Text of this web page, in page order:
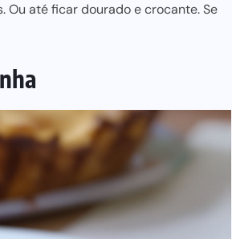
Ou até ficar dourado e crocante. Se